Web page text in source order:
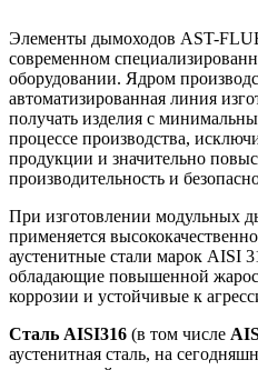
Элементы дымоходов AST-
современном
оборудовании. Ядром
автоматизированная линия
получать изделия с
процессе производства,
продукции и значительно
производительность и
При изготовлении модульных
применяется
аустенитные стали марок AISI
обладающие повышенной
коррозии и устойчивые к
Сталь AISI316 (в том числе
аустенитная сталь, на